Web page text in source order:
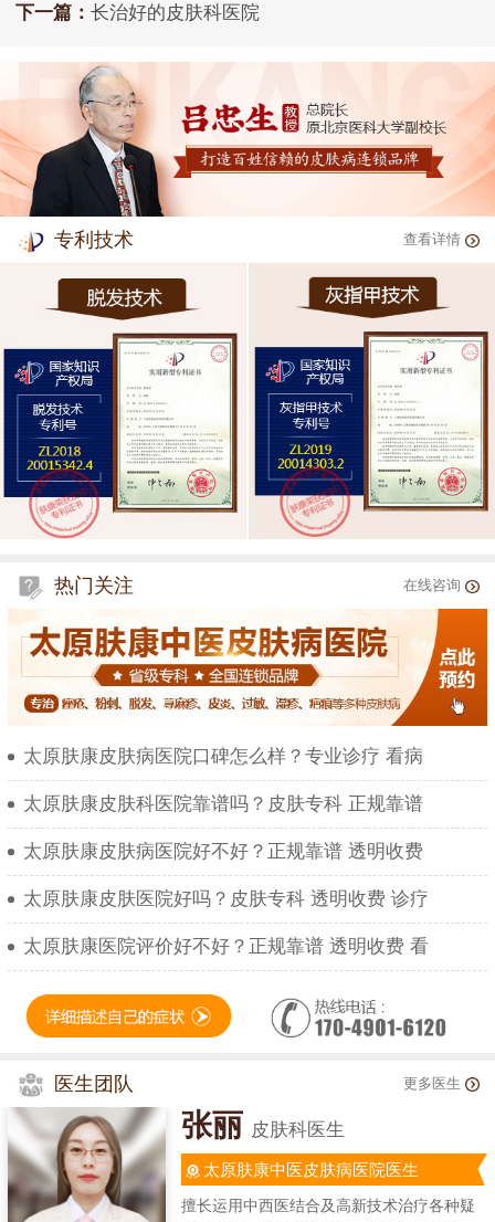
下一篇： 长治好的皮肤科医院
专利技术 查看详情
热门关注 在线咨询
太原肤康皮肤病医院口碑怎么样？专业诊疗 看病
太原肤康皮肤科医院靠谱吗？皮肤专科 正规靠谱
太原肤康皮肤病医院好不好？正规靠谱 透明收费
太原肤康皮肤医院好吗？皮肤专科 透明收费 诊疗
太原肤康医院评价好不好？正规靠谱 透明收费 看
医生团队 更多医生
张丽 皮肤科医生
太原肤康中医皮肤病医院医生
擅长运用中西医结合及高新技术治疗各种疑